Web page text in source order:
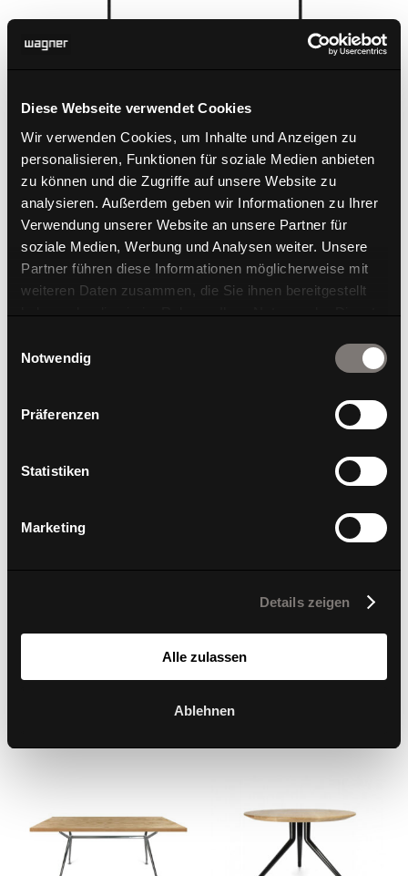
Diese Webseite verwendet Cookies
Wir verwenden Cookies, um Inhalte und Anzeigen zu
personalisieren, Funktionen für soziale Medien anbieten
zu können und die Zugriffe auf unsere Website zu
analysieren. Außerdem geben wir Informationen zu Ihrer
Verwendung unserer Website an unsere Partner für
soziale Medien, Werbung und Analysen weiter. Unsere
Partner führen diese Informationen möglicherweise mit
weiteren Daten zusammen, die Sie ihnen bereitgestellt
haben oder die sie im Rahmen Ihrer Nutzung der Dienste
Notwendig
Präferenzen
Statistiken
Marketing
Details zeigen
Alle zulassen
Ablehnen
W-ork Pad Green W-ork Pad high
W-Stick Coat Rack W-Table 1800 X 900